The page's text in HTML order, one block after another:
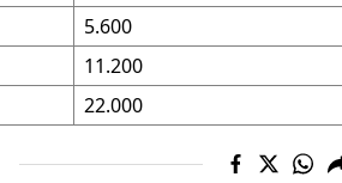
5.600
11.200
22.000